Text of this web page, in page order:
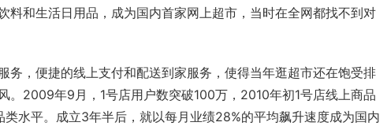
料和生活日用品，成为国内首家网上超市，当时在全网都找不到对
务，便捷的线上支付和配送到家服务，使得当年逛超市还在饱受排
。2009年9月，1号店用户数突破100万，2010年初1号店线上商品
水平。成立3年半后，就以每月业绩28%的平均飙升速度成为国内